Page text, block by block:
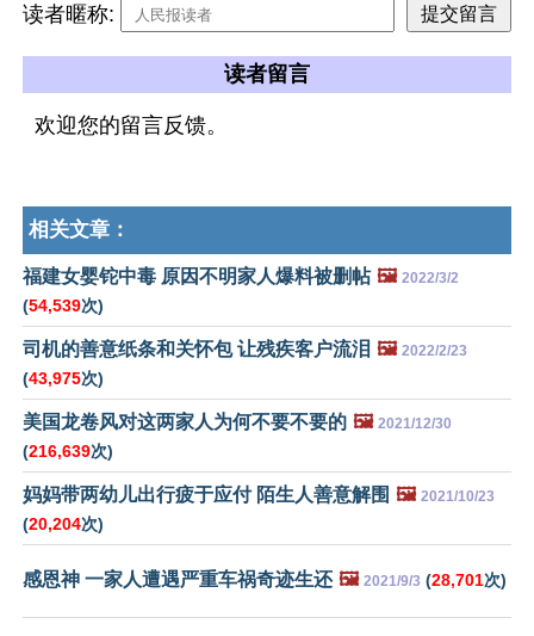
读者暱称:
读者留言
欢迎您的留言反馈。
相关文章：
福建女婴铊中毒 原因不明家人爆料被删帖 🖼️ 2022/3/2
(54,539次)
司机的善意纸条和关怀包 让残疾客户流泪 🖼️ 2022/2/23
(43,975次)
美国龙卷风对这两家人为何不要不要的 🖼️ 2021/12/30
(216,639次)
妈妈带两幼儿出行疲于应付 陌生人善意解围 🖼️ 2021/10/23
(20,204次)
感恩神 一家人遭遇严重车祸奇迹生还 🖼️ 2021/9/3 (28,701次)